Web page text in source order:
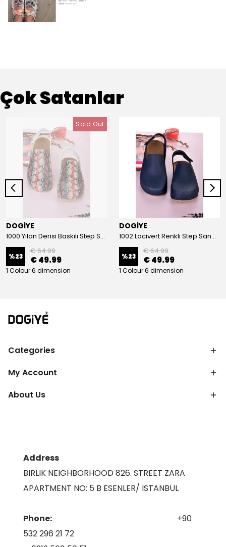
Çok Satanlar
Sold Out
DOGİYE
1000 Yılan Derisi Baskılı Step Sandalet
%23
€ 64.99
€ 49.99
1 Colour 6 dimension
DOGİYE
1002 Lacivert Renkli Step Sandalet
%23
€ 64.99
€ 49.99
1 Colour 6 dimension
Categories
My Account
About Us
Address
BIRLIK NEIGHBORHOOD 826. STREET ZARA
APARTMENT NO: 5 B ESENLER/ ISTANBUL
Phone: +90
532 296 21 72